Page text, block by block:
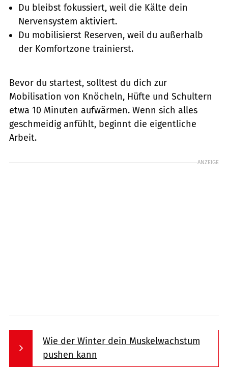
Du bleibst fokussiert, weil die Kälte dein
Nervensystem aktiviert.
Du mobilisierst Reserven, weil du außerhalb
der Komfortzone trainierst.
Bevor du startest, solltest du dich zur
Mobilisation von Knöcheln, Hüfte und Schultern
etwa 10 Minuten aufwärmen. Wenn sich alles
geschmeidig anfühlt, beginnt die eigentliche
Arbeit.
ANZEIGE
Wie der Winter dein Muskelwachstum
pushen kann